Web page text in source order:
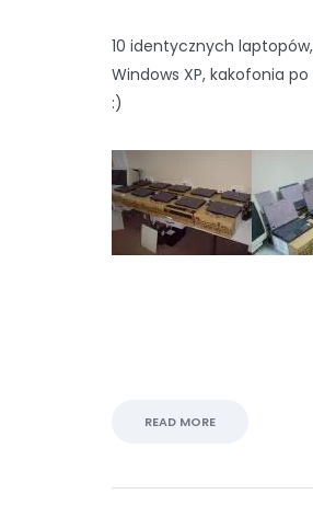
10 identycznych
Windows XP, kakofonia
:)
READ MORE